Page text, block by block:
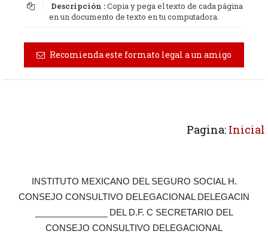
Descripción :Copia y pega el texto de cada página
en un documento de texto en tu computadora.
Recomienda este formato legal a un amigo
Pagina: Inicial
INSTITUTO MEXICANO DEL SEGURO SOCIAL H.
CONSEJO CONSULTIVO DELEGACIONAL DELEGACIN
_______________ DEL D.F. C SECRETARIO DEL
CONSEJO CONSULTIVO DELEGACIONAL